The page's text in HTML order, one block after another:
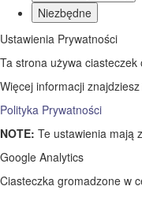
Niezbędne
Ustawienia Prywatności
Ta strona używa
Więcej informacji
Polityka Prywatności
NOTE: Te ustawienia mają
Google Analytics
Ciasteczka gromadzone w